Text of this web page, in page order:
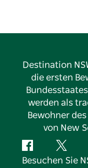
Destination
die ersten
werden als
Bewohner
von New
FacebookTwitter
Besuchen Sie